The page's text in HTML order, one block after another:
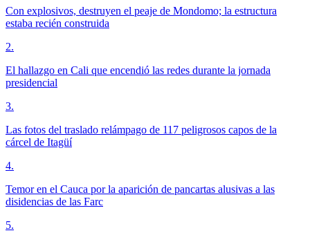
Con explosivos, destruyen el peaje de Mondomo; la estructura
estaba recién construida
2.
El hallazgo en Cali que encendió las redes durante la jornada
presidencial
3.
Las fotos del traslado relámpago de 117 peligrosos capos de la
cárcel de Itagüí
4.
Temor en el Cauca por la aparición de pancartas alusivas a las
disidencias de las Farc
5.